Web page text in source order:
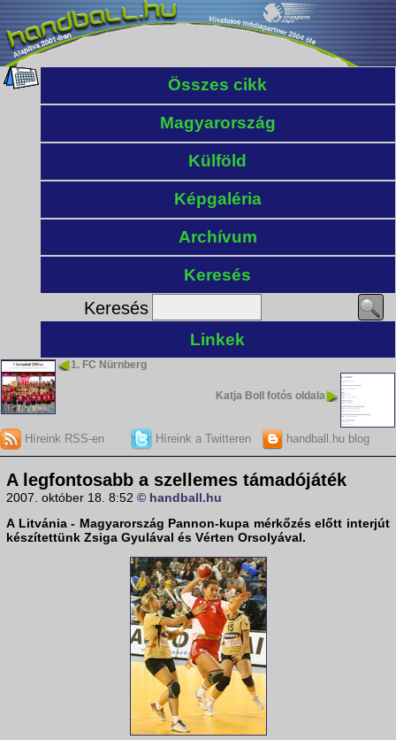
Összes cikk
Magyarország
Külföld
Képgaléria
Archívum
Keresés
Keresés
Linkek
1. FC Nürnberg
Katja Boll fotós oldala
Híreink RSS-en Híreink a Twitteren handball.hu blog
A legfontosabb a szellemes támadójáték
2007. október 18. 8:52 © handball.hu
A Litvánia - Magyarország Pannon-kupa mérkőzés előtt interjút
készítettünk Zsiga Gyulával és Vérten Orsolyával.